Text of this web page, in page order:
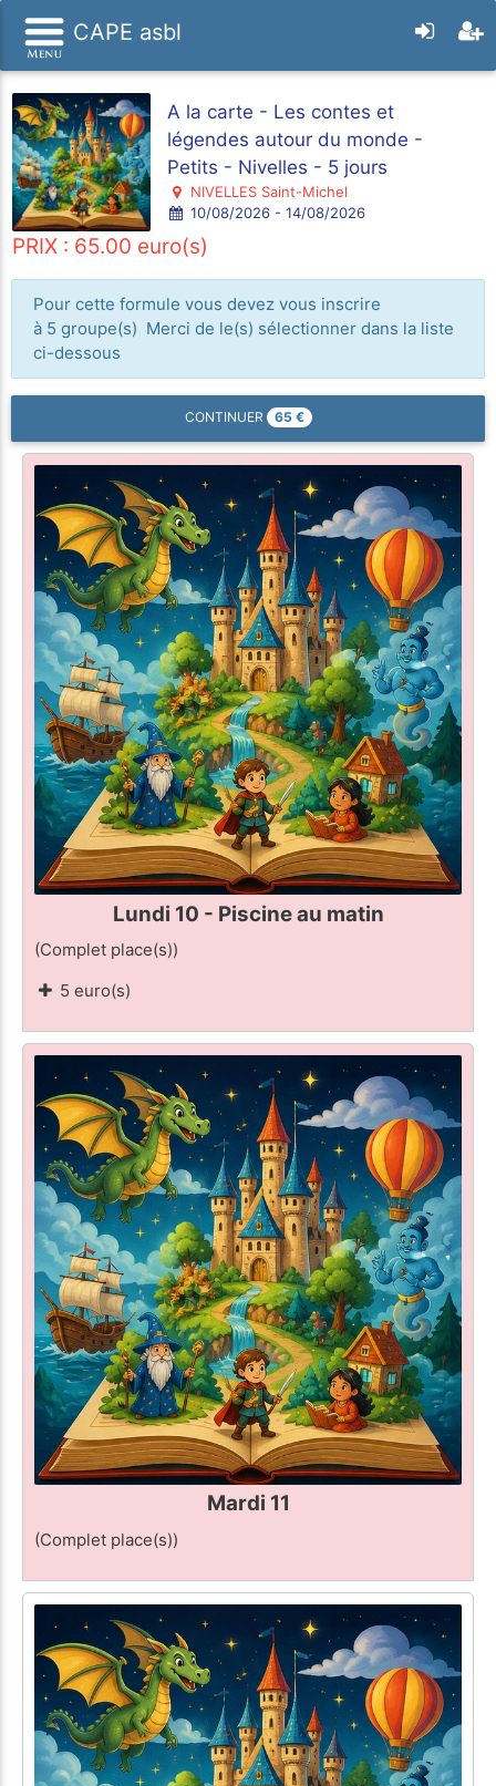
CAPE asbl
A la carte - Les contes et
légendes autour du monde -
Petits - Nivelles - 5 jours
NIVELLES Saint-Michel
10/08/2026 - 14/08/2026
PRIX : 65.00 euro(s)
Pour cette formule vous devez vous inscrire
à 5 groupe(s) Merci de le(s) sélectionner dans la liste
ci-dessous
CONTINUER 65 €
Lundi 10 - Piscine au matin
(Complet place(s))
5 euro(s)
Mardi 11
(Complet place(s))